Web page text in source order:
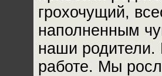
грохочущий,
наполненным
наши
работе. Мы